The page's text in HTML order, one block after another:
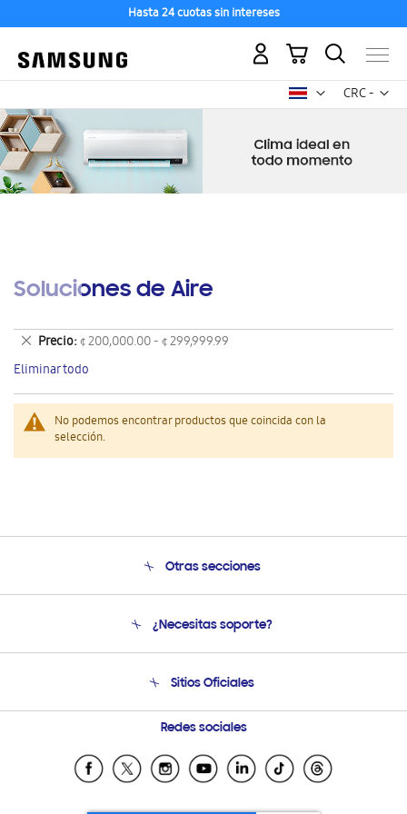
Hasta 24 cuotas sin intereses
CRC -
colón
Mi carrito
Soluciones de Aire
No podemos encontrar productos que coincida con la
selección.
Precio ¢ 200,000.00 - ¢ 299,999.99
Eliminar
este
artículo
Eliminar todo
Otras secciones
Soporte
Seguimiento de tu pedido
Condiciones de Compra
¿Necesitas soporte?
Soporte vía eMail
Preguntas Frecuentes
Sitios Oficiales
Samsung Costa Rica
Samsung Ecuador
Samsung El Salvador
Samsung Guatemala
Redes sociales